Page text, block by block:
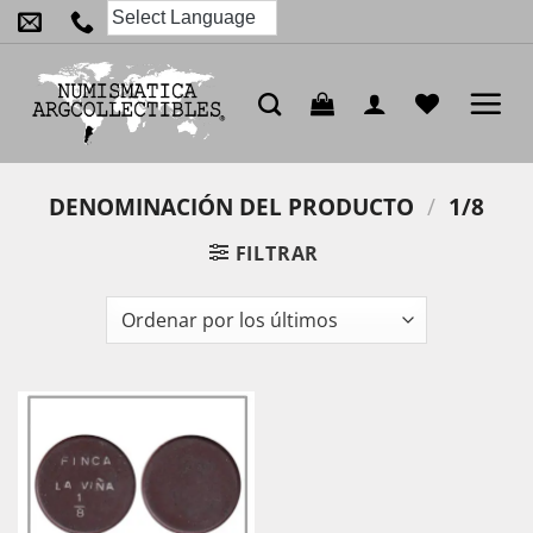
Saltar
al
contenido
DENOMINACIÓN DEL PRODUCTO / 1/8
FILTRAR